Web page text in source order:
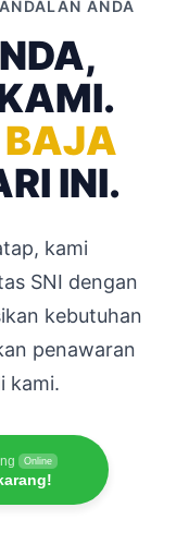
ANDA
BAJA
INI.
kami
SNI dengan
kebutuhan
penawaran
kami.
Online